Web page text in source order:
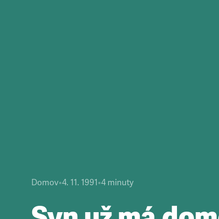
Domov•4. 11. 1991•4 minuty